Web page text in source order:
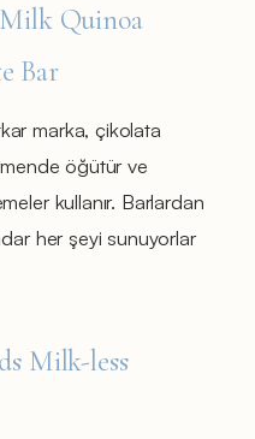
Quinoa
Bar
marka, çikolata
öğütür ve
kullanır. Barlardan
her şeyi sunuyorlar
Milk-less